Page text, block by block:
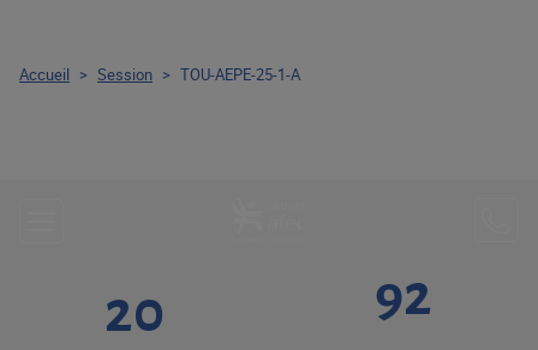
20 92
Accueil > Session > TOU-AEPE-25-1-A